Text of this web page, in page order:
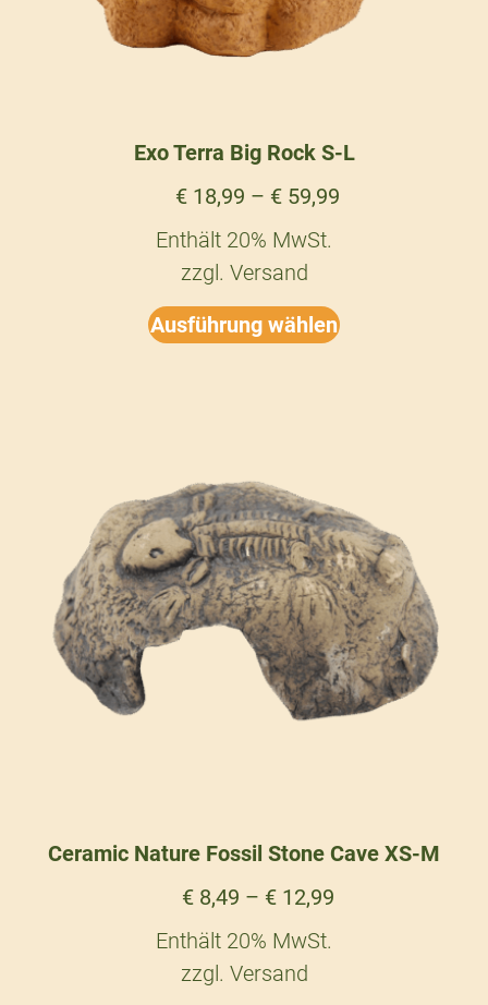
Exo Terra Big Rock S-L
€ 18,99 – € 59,99
Enthält 20% MwSt.
zzgl. Versand
Ausführung wählen
Ceramic Nature Fossil Stone Cave XS-M
€8,49 – €12,99
Enthält 20% MwSt.
zzgl. Versand